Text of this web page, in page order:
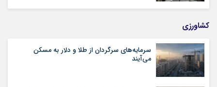
کشاورزی
سرمایه‌های سرگردان از طلا و دلار به مسکن
می‌آیند